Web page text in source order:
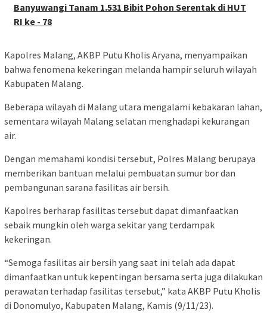
Banyuwangi Tanam 1.531 Bibit Pohon Serentak di HUT
RI ke - 78
Kapolres Malang, AKBP Putu Kholis Aryana, menyampaikan
bahwa fenomena kekeringan melanda hampir seluruh wilayah
Kabupaten Malang.
Beberapa wilayah di Malang utara mengalami kebakaran lahan,
sementara wilayah Malang selatan menghadapi kekurangan
air.
Dengan memahami kondisi tersebut, Polres Malang berupaya
memberikan bantuan melalui pembuatan sumur bor dan
pembangunan sarana fasilitas air bersih.
Kapolres berharap fasilitas tersebut dapat dimanfaatkan
sebaik mungkin oleh warga sekitar yang terdampak
kekeringan.
“Semoga fasilitas air bersih yang saat ini telah ada dapat
dimanfaatkan untuk kepentingan bersama serta juga dilakukan
perawatan terhadap fasilitas tersebut,” kata AKBP Putu Kholis
di Donomulyo, Kabupaten Malang, Kamis (9/11/23).